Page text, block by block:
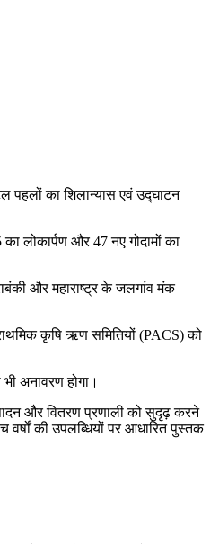
पहलों का शिलान्यास एवं उद्घाटन
लोकार्पण और 47 नए गोदामों का
और महाराष्ट्र के जलगांव मंक
कृषि ऋण समितियों (PACS) को
अनावरण होगा।
और वितरण प्रणाली को सुदृढ़ करने
वर्षों की उपलब्धियों पर आधारित पुस्तक